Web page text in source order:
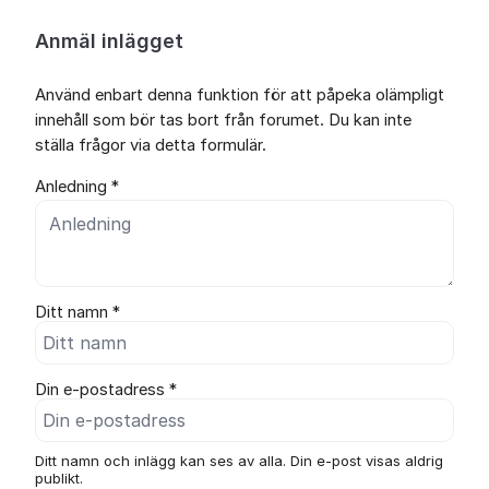
Anmäl inlägget
Använd enbart denna funktion för att påpeka olämpligt
innehåll som bör tas bort från forumet. Du kan inte
ställa frågor via detta formulär.
Anledning *
Ditt namn *
Din e-postadress *
Ditt namn och inlägg kan ses av alla. Din e-post visas aldrig
publikt.